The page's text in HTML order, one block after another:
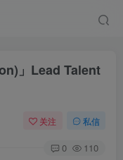
」Lead Talent
关注 私信
0 110